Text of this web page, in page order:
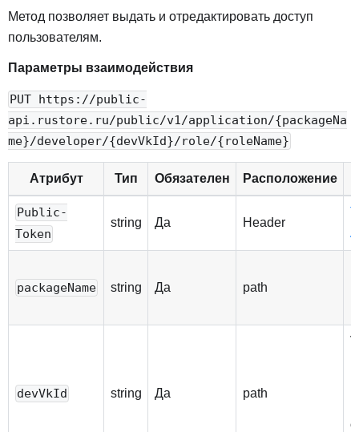
Метод позволяет выдать и отредактировать доступ
пользователям.
Параметры взаимодействия
PUT https://public-
api.rustore.ru/public/v1/application/{packageNa
me}/developer/{devVkId}/role/{roleName}
Атрибут Тип Обязателен Расположение
Public-
Token
string Да Header
packageName string Да path
devVkId string Да path